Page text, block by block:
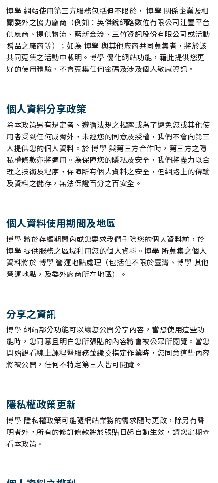
博學 網站使用第三方服務包括但不限於， 博學 關係企業及相
關委外之協力廠商（例如：英傑銳網路數位有限公司建置平台
供應商、提供物流、藍新金流、三竹資訊股份有限公司或活動
贈品之廠商等）；如為 博學 與其他廠商共同蒐集者，將於該
共同蒐集之活動中載明。博學 優化網站功能，藉此提供您更
好的使用體驗，不會蒐集任何密碼及涉及個人敏感資訊。
個人資料分享政策
除本政策另有規定者、遵循法規之揭露或為了避免您或其他使
用者受到任何威脅外，未經您的同意及授權，我們不會向第三
人提供您的個人資料。於 博學 與第三方合作時，第三方之隱
私權條款亦將適用。為保障您的隱私及安全，我們將盡力以合
理之技術及程序，保障所有個人資料之安全，但網路上的傳輸
及資料之儲存，無法保證百分之百安全。
個人資料使用期間及地區
博學 將於存續期間內或您要求我們刪除您的個人資料前，於
博學 提供服務之區域利用您的個人資料。博學 所蒐集之個人
資料將於 博學 營運地點處理（包括但不限於臺灣、博學 其他
營運地點，及委外廠商所在地區）。
分享之資訊
博學 網站部分功能可以讓您公開分享內容，當您使用這些功
能時，您同意且明白您所張貼的內容將會被公眾所閱覽。當您
開始觀看線上課程暨服務並繳交指定作業時，您同意這些內容
將被公開，任何不特定第三人皆可閱覽。
隱私權政策更新
博學 隱私權政策可能隨網站業務的需求隨時更改，除另有聲
明者外，所有的修訂條款將於張貼日起自動生效，請您定期查
看本政策。